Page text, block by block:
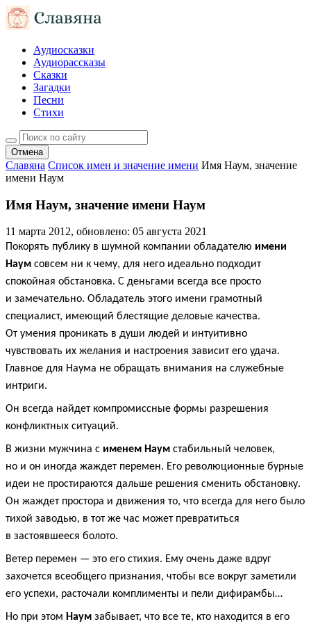
Аудиосказки
Аудиорассказы
Сказки
Загадки
Песни
Стихи
Отмена
Славяна Список имен и значение имени Имя Наум, значение
имени Наум
Имя Наум, значение имени Наум
11 марта 2012, обновлено: 05 августа 2021
Покорять публику в шумной компании обладателю имени
Наум совсем ни к чему, для него идеально подходит
спокойная обстановка. С деньгами всегда все просто
и замечательно. Обладатель этого имени грамотный
специалист, имеющий блестящие деловые качества.
От умения проникать в души людей и интуитивно
чувствовать их желания и настроения зависит его удача.
Главное для Наума не обращать внимания на служебные
интриги.
Он всегда найдет компромиссные формы разрешения
конфликтных ситуаций.
В жизни мужчина с именем Наум стабильный человек,
но и он иногда жаждет перемен. Его революционные бурные
идеи не простираются дальше решения сменить обстановку.
Он жаждет простора и движения то, что всегда для него было
тихой заводью, в тот же час может превратиться
в застоявшееся болото.
Ветер перемен — это его стихия. Ему очень даже вдруг
захочется всеобщего признания, чтобы все вокруг заметили
его успехи, расточали комплименты и пели дифирамбы…
Но при этом Наум забывает, что все те, кто находится в его